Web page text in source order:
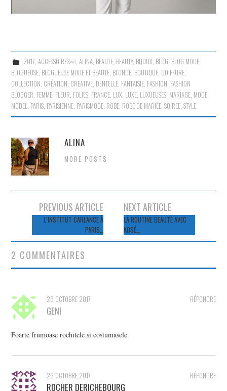
2017, ACCESSOIRES￼, ALINA, BEAUTE, BEAUTY, BIJOUX, BLOG, BLOG MODE,
BLOGUEUSE, BLOGUEUSE MODE ET BEAUTE, BLONDE, BOUTIQUE, COIFFURE,
COLLECTION, CRÉATION, CREATIVE, DENTELLE, FANTAISIE, FASHION, FASHION
BLOGGER, FEMME, FLEUR, FOLIES, FRANCE, LUX, LUXE, LUXUEUSES, MARIAGE, MODE,
MODEL, PARIS, PARISIENNE, PARISMODE, ROBE, ROBE DE MARIÉE,SOIREE,STYLE
ALINA
MORE POSTS
Navigation
articles
PREVIOUS ARTICLE
L’INSTITUT CARLANCE À
PARIS…
NEXT ARTICLE
LA ROUTINE BEAUTÉ AVEC
KOSÉ…
2 COMMENTAIRES
RÉPONDRE
26 OCTOBRE 2017
GENI
Foarte frumoase rochitele si costumasele
RÉPONDRE
23 OCTOBRE 2017
ROCHER DERICHEBOURG